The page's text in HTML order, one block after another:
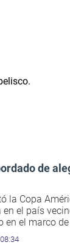
de
la Copa
el país
en el marco